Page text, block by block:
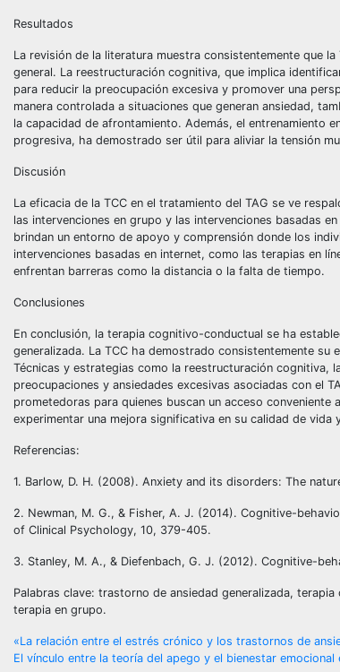
Resultados
La revisión de la literatura muestra consistentemente que
general. La reestructuración cognitiva, que implica
para reducir la preocupación excesiva y promover una
manera controlada a situaciones que generan ansiedad,
la capacidad de afrontamiento. Además, el entrenamiento
progresiva, ha demostrado ser útil para aliviar la tensión
Discusión
La eficacia de la TCC en el tratamiento del TAG se ve
las intervenciones en grupo y las intervenciones basadas
brindan un entorno de apoyo y comprensión donde los
intervenciones basadas en internet, como las terapias en
enfrentan barreras como la distancia o la falta de tiempo.
Conclusiones
En conclusión, la terapia cognitivo-conductual se ha
generalizada. La TCC ha demostrado consistentemente
Técnicas y estrategias como la reestructuración cognitiva,
preocupaciones y ansiedades excesivas asociadas con el
prometedoras para quienes buscan un acceso conveniente
experimentar una mejora significativa en su calidad de vida
Referencias:
1. Barlow, D. H. (2008). Anxiety and its disorders: The
2. Newman, M. G., & Fisher, A. J. (2014). Cognitive-
of Clinical Psychology, 10, 379-405.
3. Stanley, M. A., & Diefenbach, G. J. (2012). Cognitive-
Palabras clave: trastorno de ansiedad generalizada,
terapia en grupo.
Navegación
«La relación entre el estrés crónico y los trastornos de
El vínculo entre la teoría del apego y el bienestar